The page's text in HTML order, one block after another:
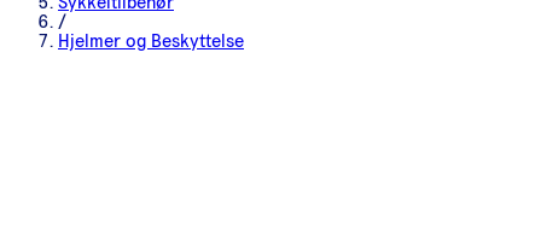
/
Hjelmer og Beskyttelse